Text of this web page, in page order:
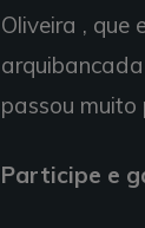
Oliveira ,
passou
Participe e